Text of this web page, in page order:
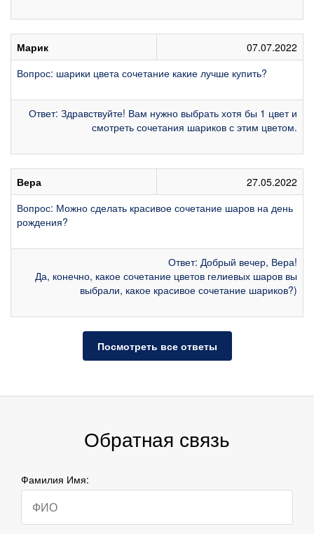
Марик
07.07.2022
Вопрос: шарики цвета сочетание какие лучше купить?
Ответ: Здравствуйте! Вам нужно выбрать хотя бы 1 цвет и
смотреть сочетания шариков с этим цветом.
Вера
27.05.2022
Вопрос: Можно сделать красивое сочетание шаров на день
рождения?
Ответ: Добрый вечер, Вера!
Да, конечно, какое сочетание цветов гелиевых шаров вы
выбрали, какое красивое сочетание шариков?)
Посмотреть все ответы
Обратная связь
Фамилия Имя: